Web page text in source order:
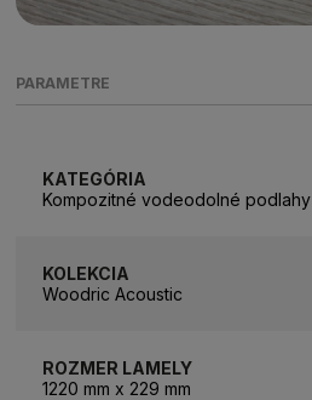
PARAMETRE
KATEGÓRIA
Kompozitné vodeodolné podlahy
KOLEKCIA
Woodric Acoustic
ROZMER LAMELY
1220 mm x 229 mm